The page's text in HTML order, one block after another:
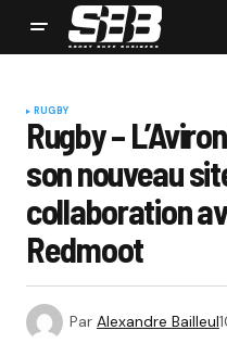
RUGBY
Rugby –
son nouveau
collaboration
Redmoot
Par Alexandre Bailleul